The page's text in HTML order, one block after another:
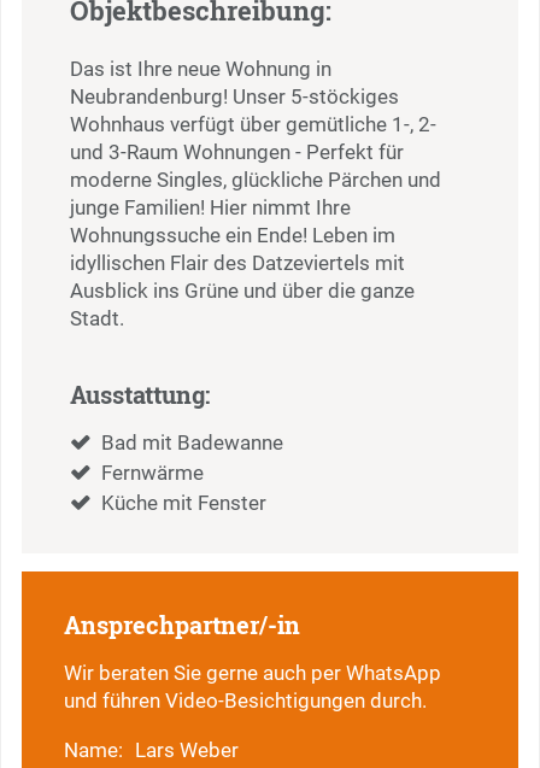
Objektbeschreibung:
Das ist Ihre neue Wohnung in
Neubrandenburg! Unser 5-stöckiges
Wohnhaus verfügt über gemütliche 1-, 2-
und 3-Raum Wohnungen - Perfekt für
moderne Singles, glückliche Pärchen und
junge Familien! Hier nimmt Ihre
Wohnungssuche ein Ende! Leben im
idyllischen Flair des Datzeviertels mit
Ausblick ins Grüne und über die ganze
Stadt.
Ausstattung:
Bad mit Badewanne
Fernwärme
Küche mit Fenster
Ansprechpartner/-in
Wir beraten Sie gerne auch per WhatsApp
und führen Video-Besichtigungen durch.
Name: Lars Weber